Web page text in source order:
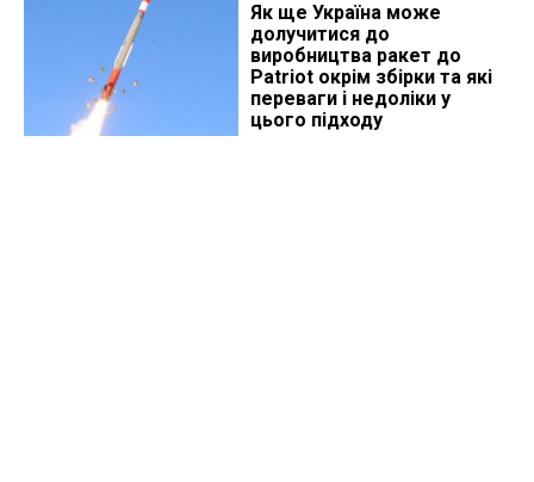
Як ще Україна може
долучитися до
виробництва ракет до
Patriot окрім збірки та які
переваги і недоліки у
цього підходу